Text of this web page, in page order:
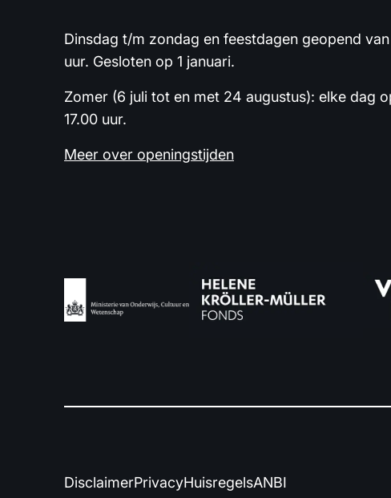
Dinsdag t/m zondag en feestdagen geopend
uur. Gesloten op 1 januari.
Zomer (6 juli tot en met 24 augustus): elke dag
17.00 uur.
Meer over openingstijden
DisclaimerPrivacyHuisregelsANBI